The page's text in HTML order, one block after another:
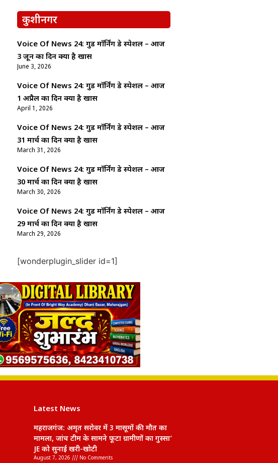
कुशीनगर
Voice Of News 24: गुड माॅर्निंग डे स्पेशल – आज
3 जून का दिन क्यों है खास
June 3, 2026
Voice Of News 24: गुड माॅर्निंग डे स्पेशल – आज
1 अप्रैल का दिन क्यों है खास
April 1, 2026
Voice Of News 24: गुड माॅर्निंग डे स्पेशल – आज
31 मार्च का दिन क्यों है खास
March 31, 2026
Voice Of News 24: गुड माॅर्निंग डे स्पेशल – आज
30 मार्च का दिन क्यों है खास
March 30, 2026
Voice Of News 24: गुड माॅर्निंग डे स्पेशल – आज
29 मार्च का दिन क्यों है खास
March 29, 2026
[wonderplugin_slider id=1]
Latest News
महराजगंज: अमृत सरोवर में 3 मासूमों की मौत का
मामला, जांच टीम के सामने फूटा ग्रामीणों का गुस्सा’
JE को सुनाई खरी-खोटी
August 7, 2026 No Comments